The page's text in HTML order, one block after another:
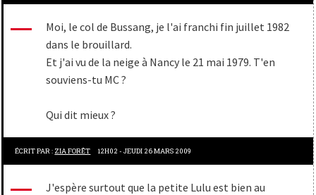
Moi, le col de Bussang, je l'ai franchi fin juillet 1982
dans le brouillard.
Et j'ai vu de la neige à Nancy le 21 mai 1979. T'en
souviens-tu MC ?
Qui dit mieux ?
ÉCRIT PAR : ZIA FORÊT 12H02 -JEUDI 26MARS 2009
J'espère surtout que la petite Lulu est bien au